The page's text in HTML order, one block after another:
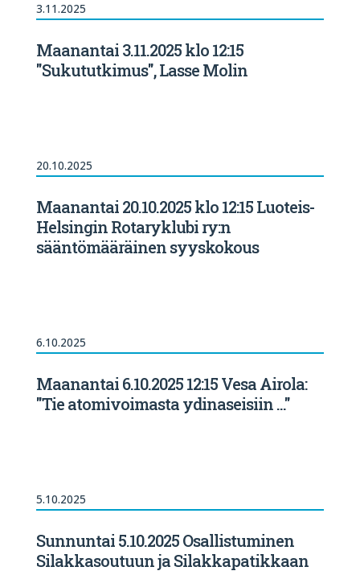
3.11.2025
Maanantai 3.11.2025 klo 12:15
"Sukututkimus", Lasse Molin
20.10.2025
Maanantai 20.10.2025 klo 12:15 Luoteis-
Helsingin Rotaryklubi ry:n
sääntömääräinen syyskokous
6.10.2025
Maanantai 6.10.2025 12:15 Vesa Airola:
"Tie atomivoimasta ydinaseisiin ..."
5.10.2025
Sunnuntai 5.10.2025 Osallistuminen
Silakkasoutuun ja Silakkapatikkaan